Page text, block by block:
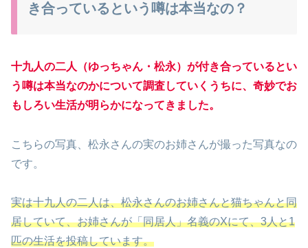
き合っているという噂は本当なの？
十九人の二人（ゆっちゃん・松永）が付き合っているとい
う噂は本当なのかについて調査していくうちに、奇妙でお
もしろい生活が明らかになってきました。
こちらの写真、松永さんの実のお姉さんが撮った写真なの
です。
実は十九人の二人は、松永さんのお姉さんと猫ちゃんと同
居していて、お姉さんが「同居人」名義のXにて、3人と1
匹の生活を投稿しています。